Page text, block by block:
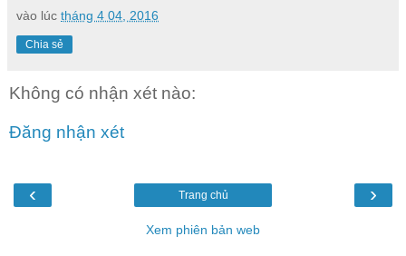
vào lúc tháng 4 04, 2016
Chia sẻ
Không có nhận xét nào:
Đăng nhận xét
‹ ›
Trang chủ
Xem phiên bản web